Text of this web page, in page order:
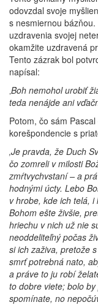
odovzdal svoje
s nesmiernou
uzdravenia svojej
okamžite uzdravená
Tento zázrak bol
napísal:
‚Boh nemohol urobiť
teda nenájde ani
Potom, čo sám
korešpondencie s
‚Je pravda, že Duch
čo zomreli v milosti
zmŕtvychvstaní – a
hodnými úcty. Lebo
v hrobe, kde ich telá,
Bohom ešte živšie,
hriechu v nich už nie
neoddeliteľný počas
si ich zaživa, pretože
smrť potrebná nato,
a práve to ju robí
to dobre viete; bolo
spomínate, no